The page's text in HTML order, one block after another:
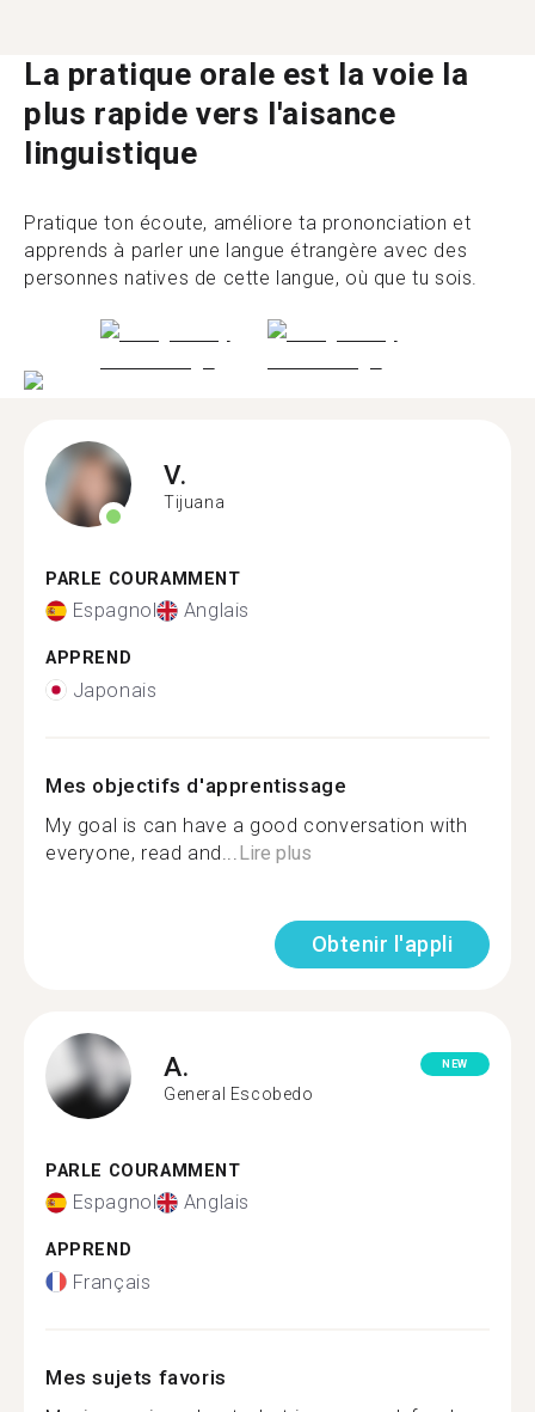
La pratique orale est la voie la
plus rapide vers l'aisance
linguistique
Pratique ton écoute, améliore ta prononciation et
apprends à parler une langue étrangère avec des
personnes natives de cette langue, où que tu sois.
V.
Tijuana
PARLE COURAMMENT
Espagnol Anglais
APPREND
Japonais
Mes objectifs d'apprentissage
My goal is can have a good conversation with
everyone, read and... Lire plus
Obtenir l'appli
A.
General Escobedo
NEW
PARLE COURAMMENT
Espagnol Anglais
APPREND
Français
Mes sujets favoris